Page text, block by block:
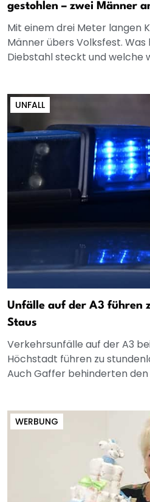
gestohlen – zwei Männer
Mit einem drei Meter langen
Männer übers Volksfest.
Diebstahl steckt und welche
UNFALL
Unfälle auf der A3 führen
Staus
Verkehrsunfälle auf der A3
Höchstadt führen zu
Auch Gaffer behinderten den
WERBUNG